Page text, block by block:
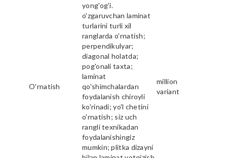
yong'og'i.
O'rnatish
o'zgaruvchan laminat
turlarini turli xil
ranglarda o'rnatish;
perpendikulyar;
diagonal holatda;
pog'onali taxta;
laminat
qo'shimchalardan
foydalanish chiroyli
ko'rinadi; yo'l chetini
o'rnatish; siz uch
rangli texnikadan
foydalanishingiz
mumkin; plitka dizayni
million
variant